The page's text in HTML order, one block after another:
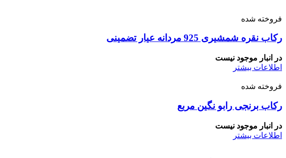
فروخته شده
رکاب نقره شمشیری 925 مردانه عیار تضمینی
در انبار موجود نیست
اطلاعات بیشتر
فروخته شده
رکاب برنجی رابو نگین مربع
در انبار موجود نیست
اطلاعات بیشتر